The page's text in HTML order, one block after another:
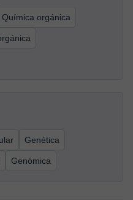
Química orgánica
Genética
Genómica